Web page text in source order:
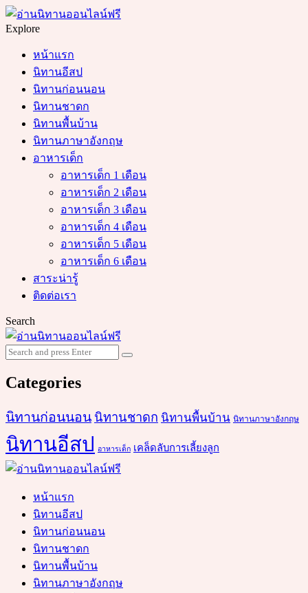
Menu
Search
Explore
หน้าแรก
นิทานอีสป
นิทานก่อนนอน
นิทานชาดก
นิทานพื้นบ้าน
นิทานภาษาอังกฤษ
อาหารเด็ก
อาหารเด็ก 1 เดือน
อาหารเด็ก 2 เดือน
อาหารเด็ก 3 เดือน
อาหารเด็ก 4 เดือน
อาหารเด็ก 5 เดือน
อาหารเด็ก 6 เดือน
สาระน่ารู้
ติดต่อเรา
Search
Search
for:
Search
Categories
นิทานก่อนนอน นิทานชาดก นิทานพื้นบ้าน นิทานภาษาอังกฤษ
นิทานอีสป อาหารเด็ก เคล็ดลับการเลี้ยงลูก
หน้าแรก
นิทานอีสป
นิทานก่อนนอน
นิทานชาดก
นิทานพื้นบ้าน
นิทานภาษาอังกฤษ